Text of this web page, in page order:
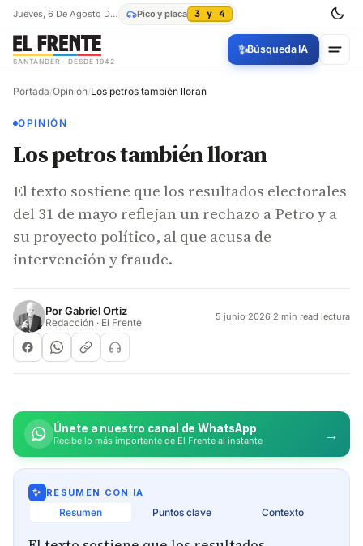
Jueves, 6 De Agosto De 2026 Pico y placa 3 y 4
SANTANDER · DESDE 1942
✨Búsqueda IA
Portada/Opinión/Los petros también lloran
OPINIÓN
Los petros también lloran
El texto sostiene que los resultados electorales
del 31 de mayo reflejan un rechazo a Petro y a
su proyecto político, al que acusa de
intervención y fraude.
PorGabriel Ortiz
Redacción · El Frente 5 junio 2026·2 min read lectura
Únete a nuestro canal de WhatsApp
Recibe lo más importante de El Frente al instante →
✨ RESUMEN CON IA
Resumen Puntos clave Contexto